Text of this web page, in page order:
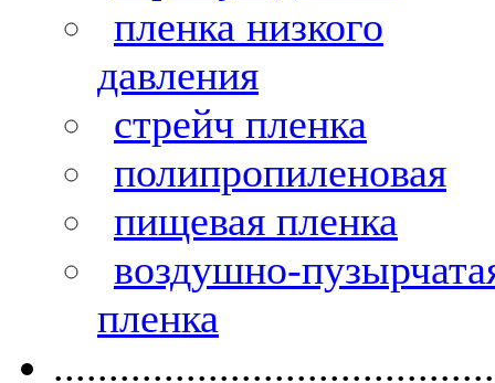
пленка низкого
давления
стрейч пленка
полипропиленовая
пищевая пленка
воздушно-
пленка